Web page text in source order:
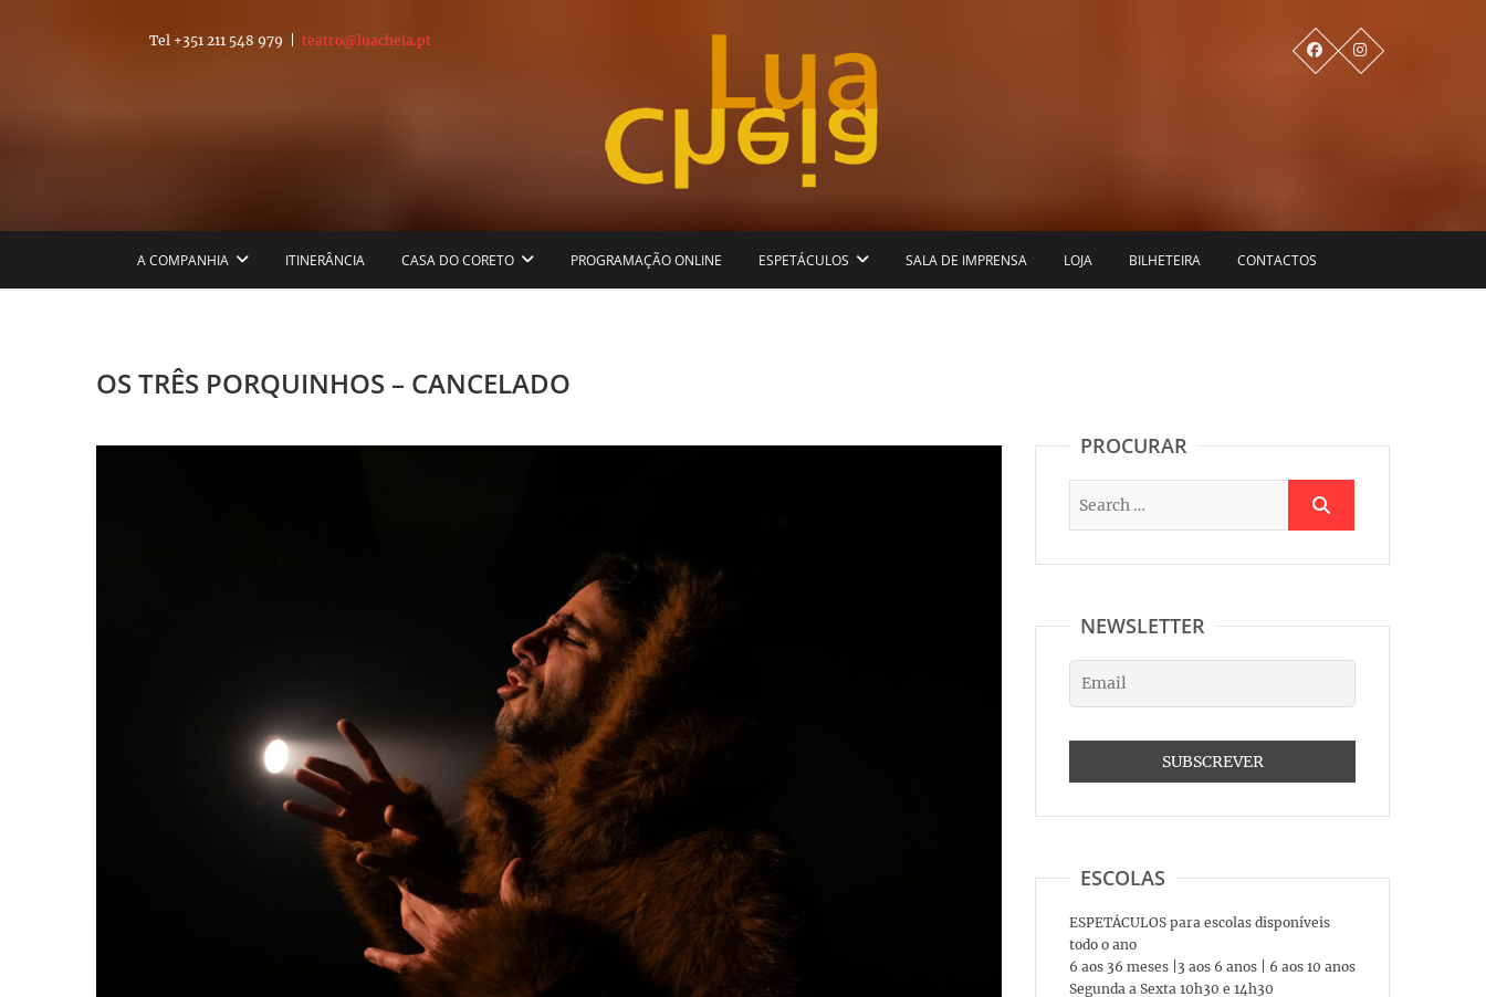
Tel +351 211 548 979 | teatro@luacheia.pt
Lua Cheia
A COMPANHIA ITINERÂNCIA CASA DO CORETO PROGRAMAÇÃO ONLINE ESPETÁCULOS SALA DE IMPRENSA LOJA BILHETEIRA CONTACTOS
OS TRÊS PORQUINHOS – CANCELADO
PROCURAR
NEWSLETTER
ESCOLAS
ESPETÁCULOS para escolas disponíveis
todo o ano
6 aos 36 meses |3 aos 6 anos | 6 aos 10 anos
Segunda a Sexta 10h30 e 14h30